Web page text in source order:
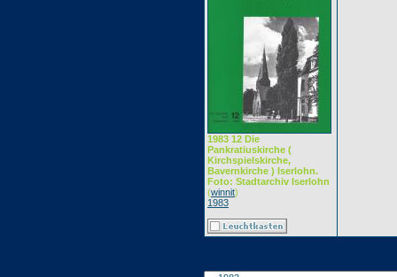
1983 12 Die
Pankratiuskirche (
Kirchspielskirche,
Bavernkirche ) Iserlohn.
Foto: Stadtarchiv Iserlohn
(winnit)
1983